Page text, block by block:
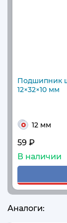
Подшипник
12×32×10 мм
12 мм
59 ₽
В наличии
Аналоги: